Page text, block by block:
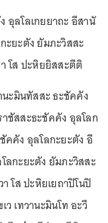
อุลโลเกยยาถะ อีสานั
ะยะตัง ยัมภะวิสสะ
โส ปะหิยยิสสะตีติ
นะมินทัสสะ ธะชัคคัง
ชัสสะธะชัคคัง อุลโลก
คคัง อุลโลกะยะตัง อี
ลกะยะตัง ยัมภะวิสสะ
โส ปะหิยเยถาปิโนปิ
เทวานะมินโท อะวี